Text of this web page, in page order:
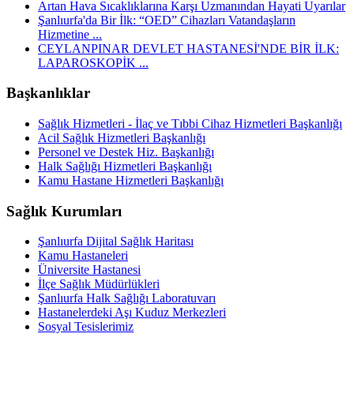
Artan Hava Sıcaklıklarına Karşı Uzmanından Hayati Uyarılar
Şanlıurfa'da Bir İlk: “OED” Cihazları Vatandaşların
Hizmetine ...
CEYLANPINAR DEVLET HASTANESİ'NDE BİR İLK:
LAPAROSKOPİK ...
Başkanlıklar
Sağlık Hizmetleri - İlaç ve Tıbbi Cihaz Hizmetleri Başkanlığı
Acil Sağlık Hizmetleri Başkanlığı
Personel ve Destek Hiz. Başkanlığı
Halk Sağlığı Hizmetleri Başkanlığı
Kamu Hastane Hizmetleri Başkanlığı
Sağlık Kurumları
Şanlıurfa Dijital Sağlık Haritası
Kamu Hastaneleri
Üniversite Hastanesi
İlçe Sağlık Müdürlükleri
Şanlıurfa Halk Sağlığı Laboratuvarı
Hastanelerdeki Aşı Kuduz Merkezleri
Sosyal Tesislerimiz